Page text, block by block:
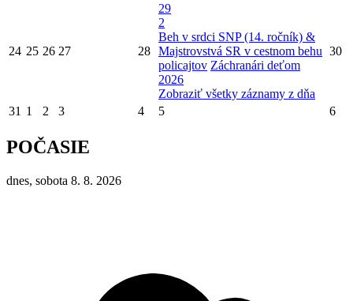
24 25 26 27 28
29
2
Beh v srdci SNP (14. ročník) &
Majstrovstvá SR v cestnom behu
policajtov Záchranári deťom
2026
Zobraziť všetky záznamy z dňa
30
31 1 2 3 4 5 6
POČASIE
dnes, sobota 8. 8. 2026